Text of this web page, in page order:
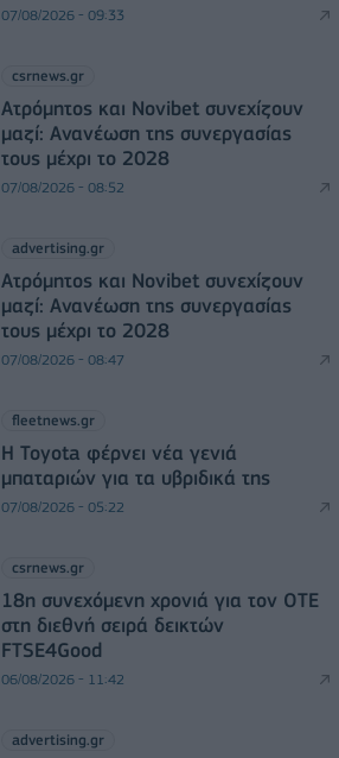
07/08/2026 - 09:33
csrnews.gr
Ατρόμητος και Novibet συνεχίζουν
μαζί: Ανανέωση της συνεργασίας
τους μέχρι το 2028
07/08/2026 - 08:52
advertising.gr
Ατρόμητος και Novibet συνεχίζουν
μαζί: Ανανέωση της συνεργασίας
τους μέχρι το 2028
07/08/2026 - 08:47
fleetnews.gr
Η Toyota φέρνει νέα γενιά
μπαταριών για τα υβριδικά της
07/08/2026 - 05:22
csrnews.gr
18η συνεχόμενη χρονιά για τον ΟΤΕ
στη διεθνή σειρά δεικτών
FTSE4Good
06/08/2026 - 11:42
advertising.gr